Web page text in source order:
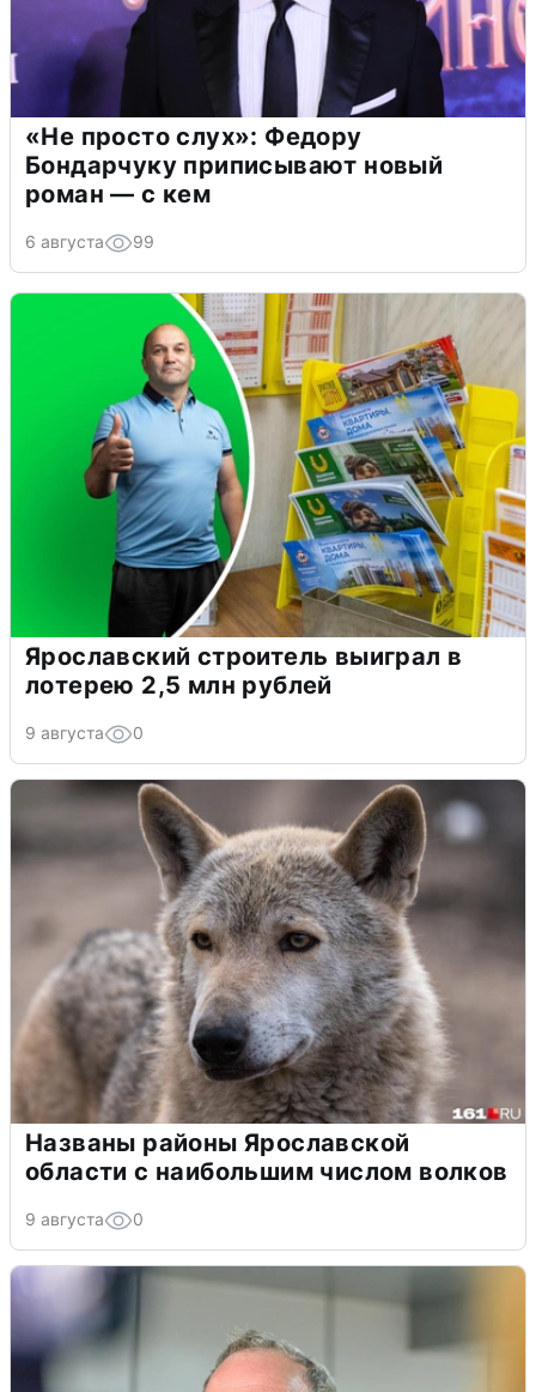
«Не просто слух»: Федору
Бондарчуку приписывают новый
роман — с кем
6 августа 99
Ярославский строитель выиграл в
лотерею 2,5 млн рублей
9 августа 0
Названы районы Ярославской
области с наибольшим числом волков
9 августа 0